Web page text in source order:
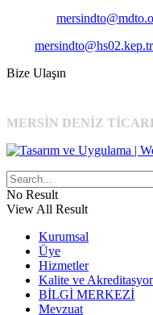
mersindto@hs02.kep.tr
Bize Ulaşın
MERSİN DENİZ
No Result
View All Result
Kurumsal
Üye
Hizmetler
Kalite ve
BİLGİ MERKEZİ
Mevzuat